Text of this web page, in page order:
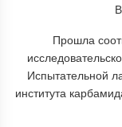
Прошла
Испытательной
института